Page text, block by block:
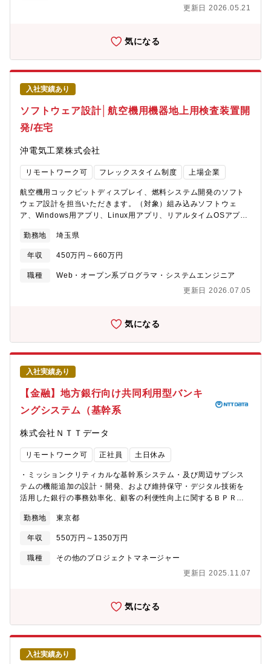
更新日 2026.05.21
気になる
入社実績あり
ソフトウェア設計│航空機用機器地上用検査装置開
発/在宅
沖電気工業株式会社
リモートワーク可 フレックスタイム制度 上場企業
航空機用コックピットディスプレイ、燃料システム開発のソフト
ウェア設計を担当いただきます。（対象）組み込みソフトウェ
ア、Windows用アプリ、Linux用アプリ、リアルタイムOSアプリ
計担当部の試験完了、初品出荷（初期流動管理を含む）フォロ
ー、枯渇部品代替対応・ソフトウェア設計担当範囲で方式設計、
具体設計、評価の実施、進捗管理に加え、顧客および防衛省への
提出物の作成、公式試験に関わる作業、適用法令対応・ソフトウ
数、費用）、生産に関わる初回品生産のための生産治具設計、移
注業者の選定、発注、納入までを管理■他部署との連携（営業部
門、製造部門、品質保証部門）・他部署へのプロジェクト進捗の
共有、連携を図る■法令対応・開発に関連するすべての法令対応
（航空機事業法など）【仕事のやりがい】・プロジェクト関係者
や他部門の人と連携して製品を生み出すことで、大きな達成感が
得られます。・開発した製品を搭載する航空機が社会に役立つこ
とを実感でき、大きなやりがいが感じられます。【募集背景】新
機体の開発及び能力向上開発などによる製品開発の需要増に伴い
システムエンジニアを募集します。【募集部門について】特機シ
遣社員を含む、４チーム構成）平均年齢?40歳【勤務地情報補足】
関わるプロジェクトにより、試験実施のため小峰工場（東京都あ
きる野市）への日帰り出張があります。頻度：場合により、2か月
年もあります。【キャリアパス】スペシャリスト型のキャリア?ソ
フトウェア設計経験を続け、その後でプロジェクトリーダの経験
を積むことで、スペシャリストを目指す。マネジメント型のキャ
リア?ソフトウェア設計経験を続け、プロジェクトリーダ、プロジ
を目指す。【同社について】沖電気工業株式会社（OKI）は、
140年以上にわたり社会インフラを支える技術を提供してきまし
た。通信、金融、流通、社会公共など、暮らしの基盤となる領域
防・防災、官公、通信、防衛などの各分野に対し、止まることが
す。◎主な商品・ソリューション道路関連システム（ETC）、航
勤務地 埼玉県
年収 450万円～660万円
職種
Web・オープン系プログラマ・システムエンジニア
更新日 2026.07.05
気になる
入社実績あり
【金融】地方銀行向け共同利用型バンキ
ングシステム（基幹系
株式会社ＮＴＴデータ
リモートワーク可 正社員 土日休み
・ミッションクリティカルな基幹系システム・及び周辺サブシス
テムの機能追加の設計・開発、および維持保守・デジタル技術を
活用した銀行の事務効率化、顧客の利便性向上に関するＢＰＲサ
ステムパッケージ（BeSTA）をベースに銀行の心臓部である基幹
系システムの設計・開発を行い、地銀共同センターの運営を行っ
ています。当該パッケージは、複数の銀行でご利用いただくこと
から、複数の銀行様の要望を共同仕様として取りまとめる必要が
コストメリットを享受いただけるよう、より魅力的なパッケージ
現物による手続きが多く、接続先システムの多様化により制御が
複雑化してきており、タブレットでの対面受付・ワークフロー化
やWeb受付完結機能の構築（非対面サービスの拡充）のご要望を
多く頂いており、銀行のＤＸ・新しい事務フロー策定をお客様と
ともに検討しています。また、近年、銀行は顧客接点の拡大や新
たな収益源の獲得を目指し、異業種との連携のニーズも高まって
勤務地 東京都
年収 550万円～1350万円
職種
その他のプロジェクトマネージャー
更新日 2025.11.07
気になる
入社実績あり